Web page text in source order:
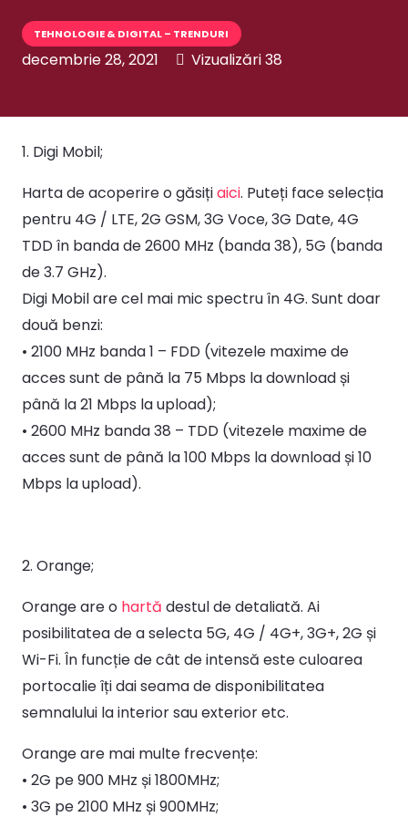
TEHNOLOGIE & DIGITAL – TRENDURI
decembrie 28, 2021 Vizualizări38
1. Digi Mobil;
Harta de acoperire o găsițiaici. Puteți face selecția
pentru 4G / LTE, 2G GSM, 3G Voce, 3G Date, 4G
TDD în banda de 2600 MHz (banda 38), 5G (banda
de 3.7 GHz).
Digi Mobil are cel mai mic spectru în 4G. Sunt doar
două benzi:
• 2100 MHz banda 1 – FDD (vitezele maxime de
acces sunt de până la 75 Mbps la download și
până la 21 Mbps la upload);
• 2600 MHz banda 38 – TDD (vitezele maxime de
acces sunt de până la 100 Mbps la download și 10
Mbps la upload).
2. Orange;
Orange are o hartă destul de detaliată. Ai
posibilitatea de a selecta 5G, 4G / 4G+, 3G+, 2G și
Wi-Fi. În funcție de cât de intensă este culoarea
portocalie îți dai seama de disponibilitatea
semnalului la interior sau exterior etc.
Orange are mai multe frecvențe:
• 2G pe 900 MHz și 1800MHz;
• 3G pe 2100 MHz și 900MHz;